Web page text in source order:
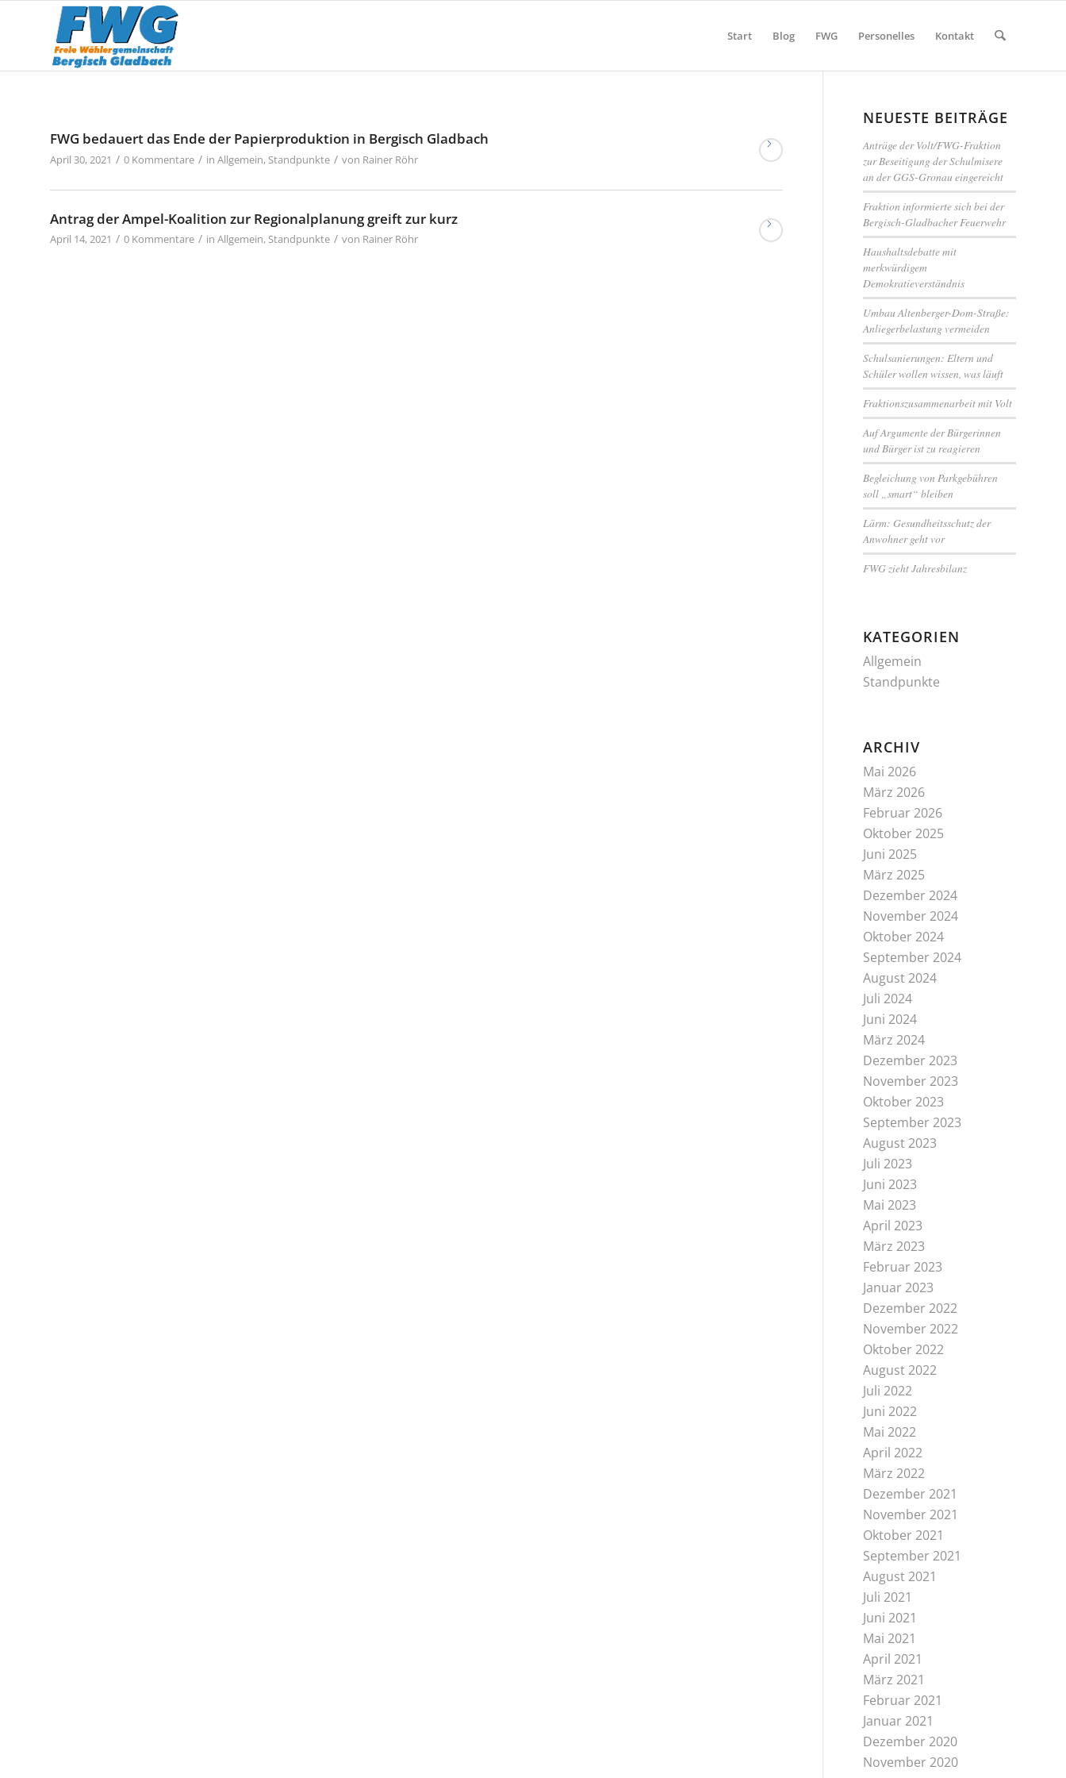
Start Blog FWG Personelles Kontakt
FWG bedauert das Ende der Papierproduktion in Bergisch Gladbach
April 30, 2021 / 0 Kommentare / inAllgemein, Standpunkte / von Rainer Röhr
Antrag der Ampel-Koalition zur Regionalplanung greift zur kurz
April 14, 2021 / 0 Kommentare / inAllgemein, Standpunkte / von Rainer Röhr
NEUESTE BEITRÄGE
Anträge der Volt/FWG-Fraktion
zur Beseitigung der Schulmisere
an der GGS-Gronau eingereicht
Fraktion informierte sich bei der
Bergisch-Gladbacher Feuerwehr
Haushaltsdebatte mit
merkwürdigem
Demokratieverständnis
Umbau Altenberger-Dom-Straße:
Anliegerbelastung vermeiden
Schulsanierungen: Eltern und
Schüler wollen wissen, was läuft
Fraktionszusammenarbeit mit Volt
Auf Argumente der Bürgerinnen
und Bürger ist zu reagieren
Begleichung von Parkgebühren
soll „smart“ bleiben
Lärm: Gesundheitsschutz der
Anwohner geht vor
FWG zieht Jahresbilanz
KATEGORIEN
Allgemein
Standpunkte
ARCHIV
Mai 2026
März 2026
Februar 2026
Oktober 2025
Juni 2025
März 2025
Dezember 2024
November 2024
Oktober 2024
September 2024
August 2024
Juli 2024
Juni 2024
März 2024
Dezember 2023
November 2023
Oktober 2023
September 2023
August 2023
Juli 2023
Juni 2023
Mai 2023
April 2023
März 2023
Februar 2023
Januar 2023
Dezember 2022
November 2022
Oktober 2022
August 2022
Juli 2022
Juni 2022
Mai 2022
April 2022
März 2022
Dezember 2021
November 2021
Oktober 2021
September 2021
August 2021
Juli 2021
Juni 2021
Mai 2021
April 2021
März 2021
Februar 2021
Januar 2021
Dezember 2020
November 2020